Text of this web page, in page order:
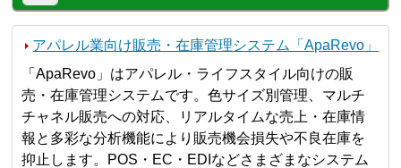
アパレル業向け販売・在庫管理システム「ApaRevo」
「ApaRevo」はアパレル・ライフスタイル向けの販
売・在庫管理システムです。色サイズ別管理、マルチ
チャネル販売への対応、リアルタイムな売上・在庫情
報と多彩な分析機能により販売機会損失や不良在庫を
抑止します。POS・EC・EDIなどさまざまなシステム